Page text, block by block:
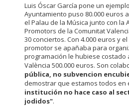
Luis Óscar García pone un
Ayuntamiento puso 80.000 euros
el Palau de la Música junto con la
Promotors de la Comunitat
30 conciertos. Con 4.000 euros y
promotor se apañaba para
programación le hubiese costado
València 500.000 euros. Son
pública, no subvencion
demostrar que estamos todos en
institución no hace caso al
jodidos".